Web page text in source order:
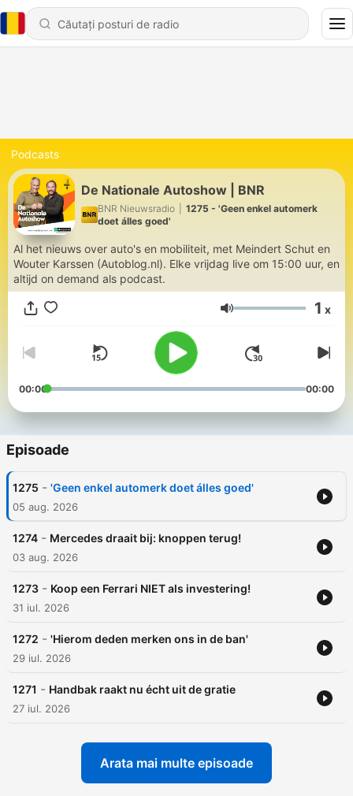
Podcasts
De Nationale Autoshow | BNR
BNR Nieuwsradio
1275 - 'Geen enkel automerk
doet álles goed'
Al het nieuws over auto's en mobiliteit, met Meindert Schut en
Wouter Karssen (Autoblog.nl). Elke vrijdag live om 15:00 uur, en
altijd on demand als podcast.
Volum 1 x
00:00 00:00
Episoade
1275 - 'Geen enkel automerk doet álles goed'
05 aug. 2026
1274 - Mercedes draait bij: knoppen terug!
03 aug. 2026
1273 - Koop een Ferrari NIET als investering!
31 iul. 2026
1272 - 'Hierom deden merken ons in de ban'
29 iul. 2026
1271 - Handbak raakt nu écht uit de gratie
27 iul. 2026
Arata mai multe episoade